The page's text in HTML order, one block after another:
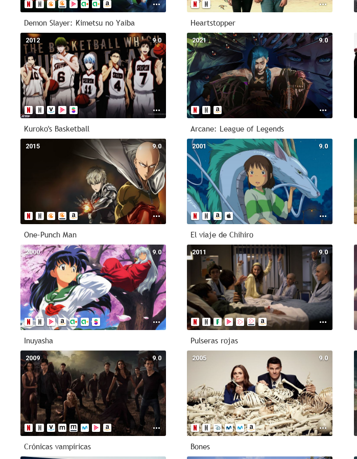
Demon Slayer: Kimetsu no Yaiba Heartstopper
9.0
2012
Kuroko's Basketball
9.0
2021
Arcane: League of Legends
9.0
2015
One-Punch Man
9.0
2001
El viaje de Chihiro
9.0
2000
Inuyasha
9.0
2011
Pulseras rojas
9.0
2009
Crónicas vampíricas
9.0
2005
Bones